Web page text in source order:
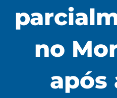
no
após